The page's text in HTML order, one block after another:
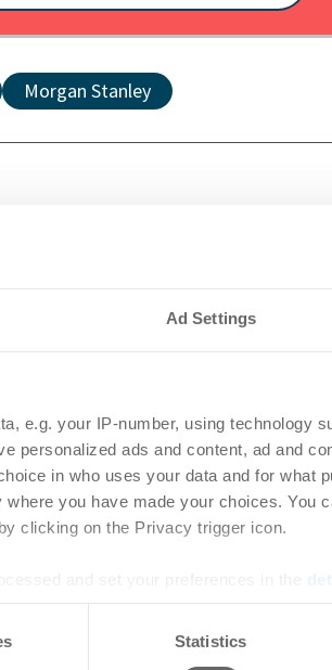
Ad Settings
e.g. your IP-number, using technology
personalized ads and content, ad and
in who uses your data and for what
you have made your choices. You
clicking on the Privacy trigger icon.
provide social media features and to
Statistics
Morgan Stanley